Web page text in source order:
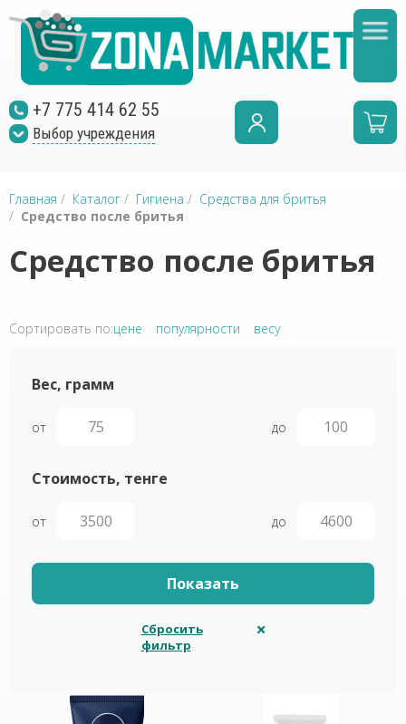
+7 775 414 62 55
Выбор учреждения
Главная / Каталог / Гигиена / Средства для бритья
/ Средство после бритья
Средство после бритья
Сортировать по:цене популярности весу
Вес, грамм
от до
Стоимость, тенге
от до
Сбросить
фильтр